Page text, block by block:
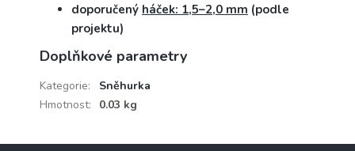
doporučený háček: 1,5–2,0 mm (podle
projektu)
Doplňkové parametry
Kategorie:
Sněhurka
Hmotnost: 0.03 kg